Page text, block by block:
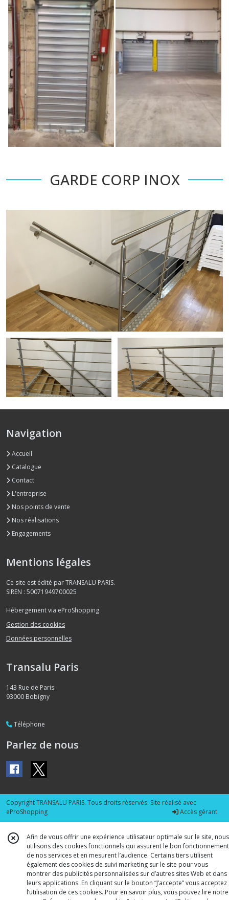
GARDE CORP INOX
Navigation
Accueil
Catalogue
Contact
L'entreprise
Nos points de vente
Nos réalisations
Engagements
Mentions légales
Ce site est édité par TRANSALU PARIS.
SIREN : 50071949700025
Hébergement via eProShopping
Gestion des cookies
Données personnelles
Transalu Paris
143 Rue de Paris
93000 Bobigny
Téléphone
Parlez de nous
Copyright TRANSALU PARIS. Tous droits réservés. Site réalisé avec
eProShopping
Accès gérant
Afin de vous offrir une expérience utilisateur optimale sur le site, nous
utilisons des cookies fonctionnels qui assurent le bon fonctionnement
de nos services et en mesurent l’audience. Certains tiers utilisent
également des cookies de suivi marketing sur le site pour vous
montrer des publicités personnalisées sur d’autres sites Web et dans
leurs applications. En cliquant sur le bouton “J’accepte” vous acceptez
l’utilisation de ces cookies. Pour en savoir plus, vous pouvez lire notre